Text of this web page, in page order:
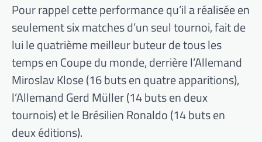
Pour rappel cette performance qu’il a réalisée en
seulement six matches d’un seul tournoi, fait de
lui le quatrième meilleur buteur de tous les
temps en Coupe du monde, derrière l’Allemand
Miroslav Klose (16 buts en quatre apparitions),
l’Allemand Gerd Müller (14 buts en deux
tournois) et le Brésilien Ronaldo (14 buts en
deux éditions).